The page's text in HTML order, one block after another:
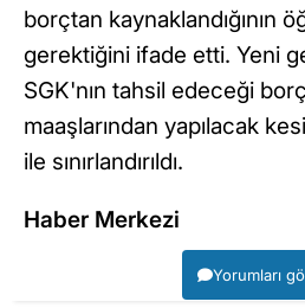
borçtan kaynaklandığının
gerektiğini ifade etti. Yeni
SGK'nın tahsil edeceği
maaşlarından yapılacak
ile sınırlandırıldı.
Haber Merkezi
Yorumları